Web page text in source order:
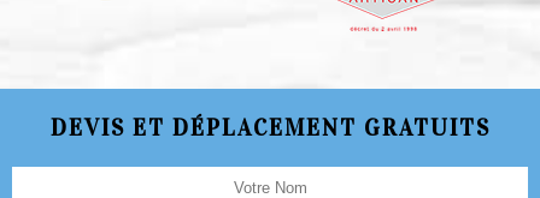
DEVIS ET DÉPLACEMENT GRATUITS